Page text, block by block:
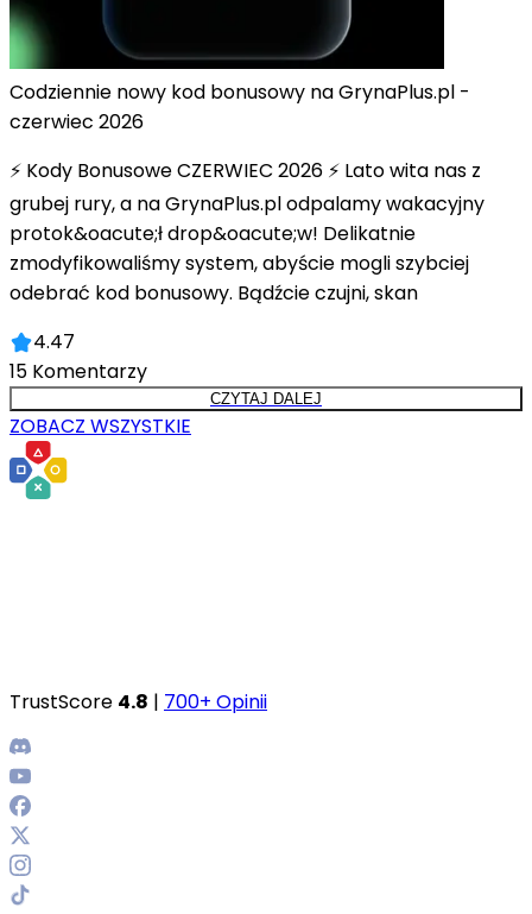
Codziennie nowy kod bonusowy na GrynaPlus.pl -
czerwiec 2026
⚡ Kody Bonusowe CZERWIEC 2026 ⚡ Lato wita nas z
grubej rury, a na GrynaPlus.pl odpalamy wakacyjny
protok&oacute;ł drop&oacute;w! Delikatnie
zmodyfikowaliśmy system, abyście mogli szybciej
odebrać kod bonusowy. Bądźcie czujni, skan
4.47
15 Komentarzy
CZYTAJ DALEJ
ZOBACZ WSZYSTKIE
TrustScore 4.8 | 700+ Opinii